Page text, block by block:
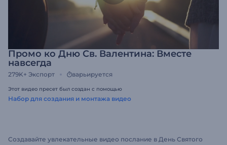
Промо ко Дню Св. Валентина: Вместе
навсегда
279K+ Экспорт варьируется
Этот видео пресет был создан с помощью
Набор для создания и монтажа видео
Создавайте увлекательные видео послание в День Святого